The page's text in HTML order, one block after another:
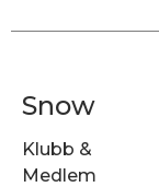
Snow
Klubb &
Medlem